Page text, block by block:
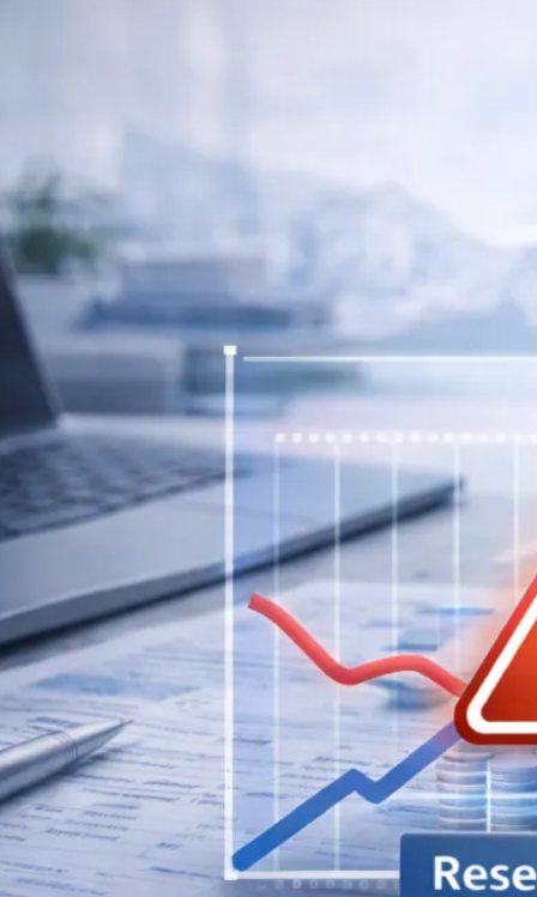
Abschlussberatung
Gesetzliche Revisionen
Vorsorge & öffentliche Organisationen
Interne Kontrollen & Prozessprüfungen
Beratung
Gründung & Entwicklung
Umstrukturierung & Sanierung
Nachfolge & Transaktionen
Bewertung & Planung
Wissen
News
Fachwissen
Publikationen
Ressourcen
Truvag